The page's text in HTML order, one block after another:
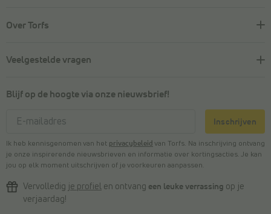
Over Torfs
Veelgestelde vragen
Blijf op de hoogte via onze nieuwsbrief!
Inschrijven
Ik heb kennisgenomen van het privacybeleid van Torfs. Na inschrijving ontvang
je onze inspirerende nieuwsbrieven en informatie over kortingsacties. Je kan
jou op elk moment uitschrijven of je voorkeuren aanpassen.
Vervolledig je profiel en ontvang een leuke verrassing op je
verjaardag!